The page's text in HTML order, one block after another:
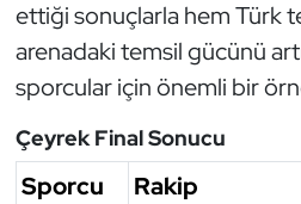
ettiği sonuçlarla hem Türk
arenadaki temsil gücünü
sporcular için önemli bir
Çeyrek Final Sonucu
Sporcu Rakip
Yüzme